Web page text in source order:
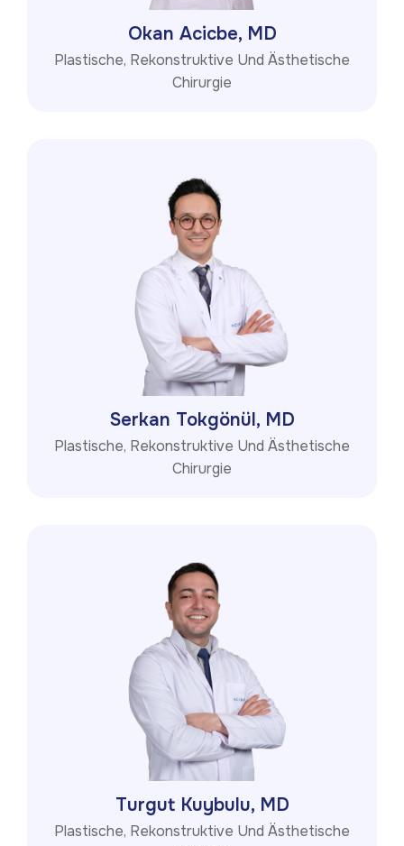
Okan Acicbe, MD
Plastische, Rekonstruktive Und Ästhetische
Chirurgie
Serkan Tokgönül, MD
Plastische, Rekonstruktive Und Ästhetische
Chirurgie
Turgut Kuybulu, MD
Plastische, Rekonstruktive Und Ästhetische